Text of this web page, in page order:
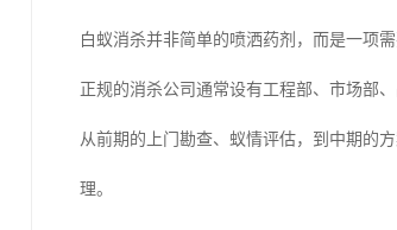
白蚁消杀并非简单的喷洒药剂，而是一项
正规的消杀公司通常设有工程部、市场部
从前期的上门勘查、蚁情评估，到中期的
理。